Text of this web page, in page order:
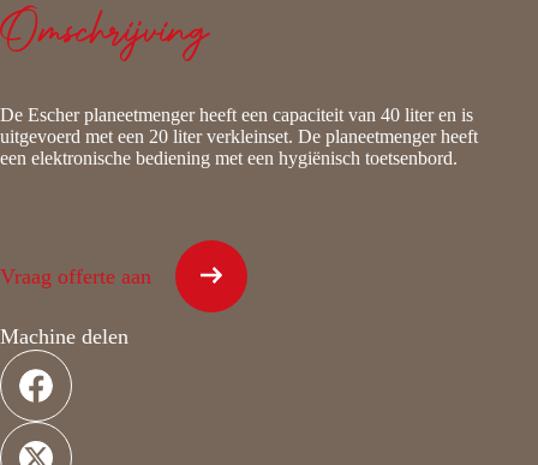
Omschrijving
De Escher planeetmenger heeft een capaciteit van 40 liter en is
uitgevoerd met een 20 liter verkleinset. De planeetmenger heeft
een elektronische bediening met een hygiënisch toetsenbord.
Vraag offerte aan
Machine delen